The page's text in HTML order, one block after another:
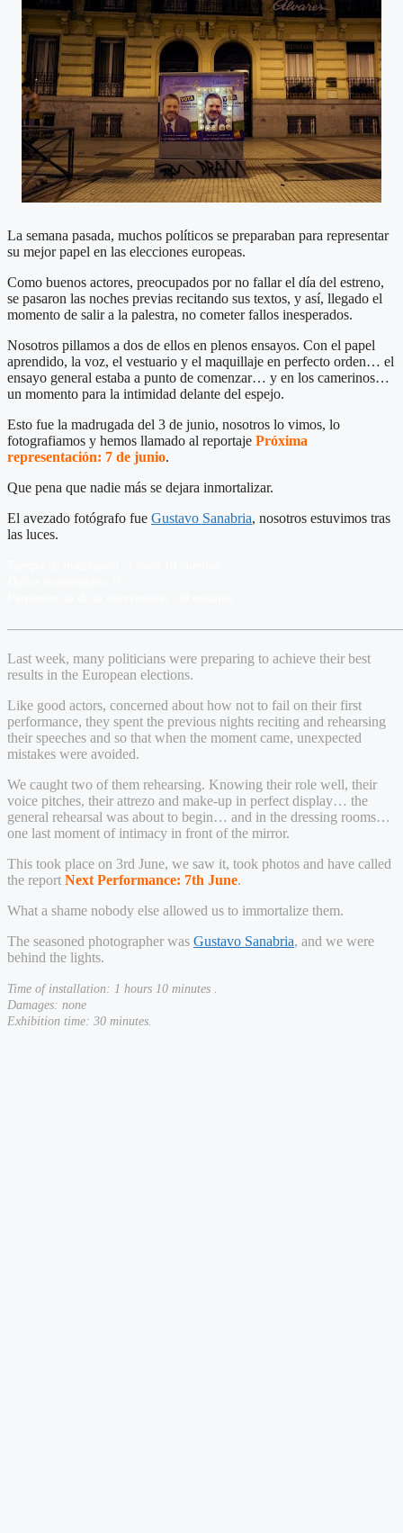
La semana pasada, muchos políticos se preparaban para representar
su mejor papel en las elecciones europeas.
Como buenos actores, preocupados por no fallar el día del estreno,
se pasaron las noches previas recitando sus textos, y así, llegado el
momento de salir a la palestra, no cometer fallos inesperados.
Nosotros pillamos a dos de ellos en plenos ensayos. Con el papel
aprendido, la voz, el vestuario y el maquillaje en perfecto orden… el
ensayo general estaba a punto de comenzar… y en los camerinos…
un momento para la intimidad delante del espejo.
Esto fue la madrugada del 3 de junio, nosotros lo vimos, lo
fotografiamos y hemos llamado al reportaje Próxima
representación: 7 de junio.
Que pena que nadie más se dejara inmortalizar.
El avezado fotógrafo fue Gustavo Sanabria, nosotros estuvimos tras
las luces.
Last week, many politicians were preparing to achieve their best
results in the European elections.
Like good actors, concerned about how not to fail on their first
performance, they spent the previous nights reciting and rehearsing
their speeches and so that when the moment came, unexpected
mistakes were avoided.
We caught two of them rehearsing. Knowing their role well, their
voice pitches, their attrezo and make-up in perfect display… the
general rehearsal was about to begin… and in the dressing rooms…
one last moment of intimacy in front of the mirror.
This took place on 3rd June, we saw it, took photos and have called
the report Next Performance: 7th June.
What a shame nobody else allowed us to immortalize them.
The seasoned photographer was Gustavo Sanabria, and we were
behind the lights.
Time of installation: 1 hours 10 minutes .
Damages: none
Exhibition time: 30 minutes.